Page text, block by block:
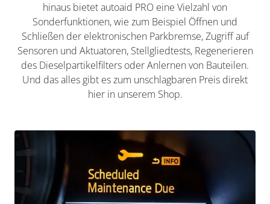
hinaus bietet autoaid PRO eine Vielzahl von
Sonderfunktionen, wie zum Beispiel Öffnen und
Schließen der elektronischen Parkbremse, Zugriff auf
Sensoren und Aktuatoren, Stellgliedtests, Regenerieren
des Dieselpartikelfilters oder Anlernen von Bauteilen.
Und das alles gibt es zum unschlagbaren Preis direkt
hier in unserem Shop.